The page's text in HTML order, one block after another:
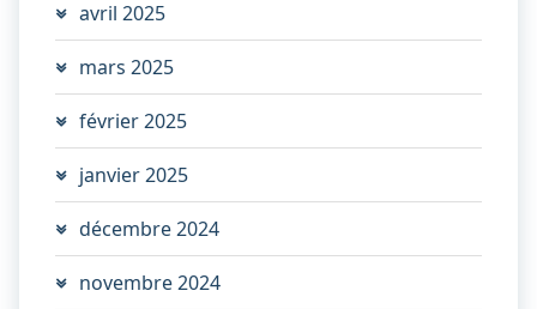
avril 2025
mars 2025
février 2025
janvier 2025
décembre 2024
novembre 2024